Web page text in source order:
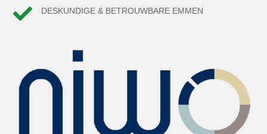
 DESKUNDIGE & BETROUWBARE EMMEN